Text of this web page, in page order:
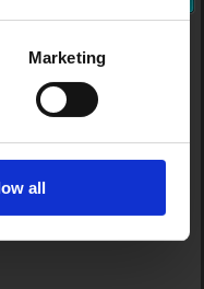
Marketing
all